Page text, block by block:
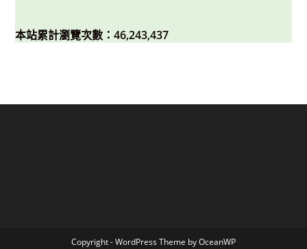
本站累計瀏覽次數：46,243,437
Copyright - WordPress Theme by OceanWP